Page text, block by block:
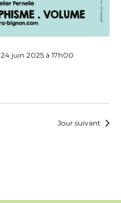
24 juin 2025 à 17h00
Jour suivant